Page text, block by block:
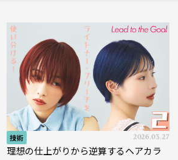
技術 2026.03.27
理想の仕上がりから逆算するヘアカラ